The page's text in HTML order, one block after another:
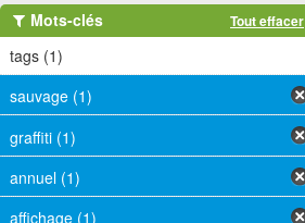
Mots-clés Tout effacer
tags (1)
sauvage (1)
graffiti (1)
annuel (1)
affichage (1)